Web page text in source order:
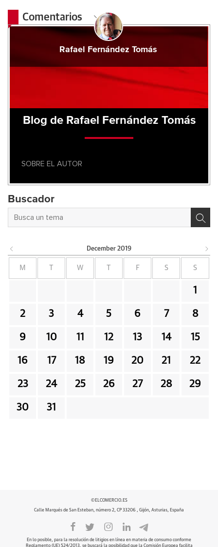
Comentarios
Rafael Fernández Tomás
Blog de Rafael Fernández Tomás
SOBRE EL AUTOR
Buscador
December 2019
M W F S S
1
2 3 4 5 6 7 8
9 10 11 12 13 14 15
16 17 18 19 20 21 22
23 24 25 26 27 28 29
30 31
©ELCOMERCIO.ES
Calle Marqués de San Esteban, número 2, CP 33206 , Gijón, Asturias, España
En lo posible, para la resolución de litigios en línea en materia de consumo conforme
Reglamento (UE) 524/2013, se buscará la posibilidad que la Comisión Europea facilita